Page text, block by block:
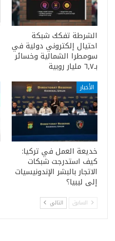
الشرطة تفكك شبكة
احتيال إلكتروني دولية في
سومطرا الشمالية وخسائر
بـ٦٫٧ مليار روبية
الأخبار
خديعة العمل في تركيا:
كيف استدرجت شبكات
الاتجار بالبشر الإندونيسيات
إلى ليبيا؟
السابق التالي